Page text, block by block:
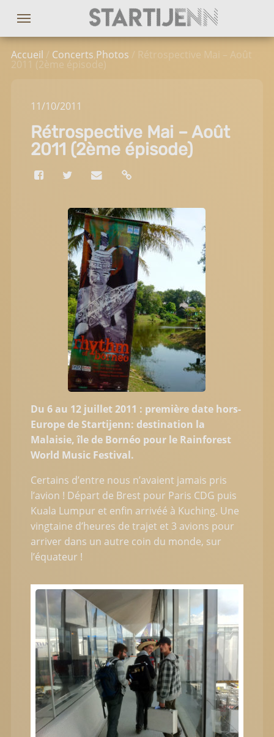
Accueil / Concerts,Photos / Rétrospective Mai – Août
2011 (2ème épisode)
11/10/2011
Rétrospective Mai – Août
2011 (2ème épisode)
Du 6 au 12 juillet 2011 : première date hors-
Europe de Startijenn: destination la
Malaisie, île de Bornéo pour le Rainforest
World Music Festival.
Certains d’entre nous n’avaient jamais pris
l’avion ! Départ de Brest pour Paris CDG puis
Kuala Lumpur et enfin arrivéé à Kuching. Une
vingtaine d’heures de trajet et 3 avions pour
arriver dans un autre coin du monde, sur
l’équateur !